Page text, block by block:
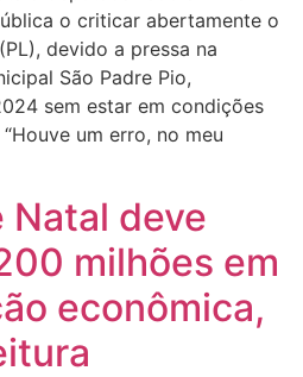
o criticar abertamente o
devido a pressa na
São Padre Pio,
sem estar em condições
um erro, no meu
Natal deve
milhões em
econômica,